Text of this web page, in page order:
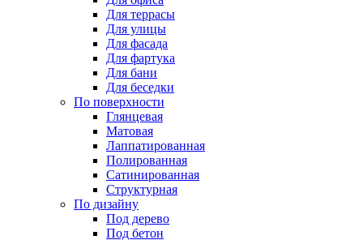
Для террасы
Для улицы
Для фасада
Для фартука
Для бани
Для беседки
По поверхности
Глянцевая
Матовая
Лаппатированная
Полированная
Сатинированная
Структурная
По дизайну
Под дерево
Под бетон